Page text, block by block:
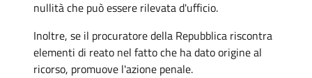
nullità che può essere rilevata d'ufficio.
Inoltre, se il procuratore della Repubblica riscontra
elementi di reato nel fatto che ha dato origine al
ricorso, promuove l'azione penale.